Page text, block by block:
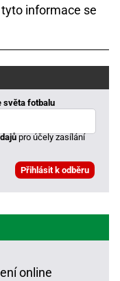
informace se
světa fotbalu
pro účely zasílání
online